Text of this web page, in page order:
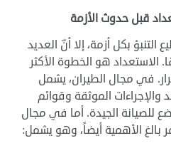
التنبؤ بكل أزمة، إلا أنّ العديد
الاستعداد هو الخطوة الأكثر
في مجال الطيران، يشمل
والإجراءات الموثقة وقوائم
للصيانة الجيدة. أما في مجال
بالغ الأهمية أيضاً، وهو يشمل: